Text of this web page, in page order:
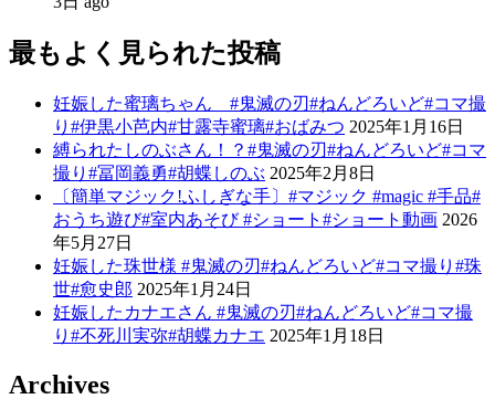
最もよく見られた投稿
妊娠した蜜璃ちゃん #鬼滅の刃#ねんどろいど#コマ撮
り#伊黒小芭内#甘露寺蜜璃#おばみつ 2025年1月16日
縛られたしのぶさん！？#鬼滅の刃#ねんどろいど#コマ
撮り#冨岡義勇#胡蝶しのぶ 2025年2月8日
〔簡単マジック!ふしぎな手〕#マジック #magic #手品#
おうち遊び#室内あそび #ショート#ショート動画 2026
年5月27日
妊娠した珠世様 #鬼滅の刃#ねんどろいど#コマ撮り#珠
世#愈史郎 2025年1月24日
妊娠したカナエさん #鬼滅の刃#ねんどろいど#コマ撮
り#不死川実弥#胡蝶カナエ 2025年1月18日
Archives